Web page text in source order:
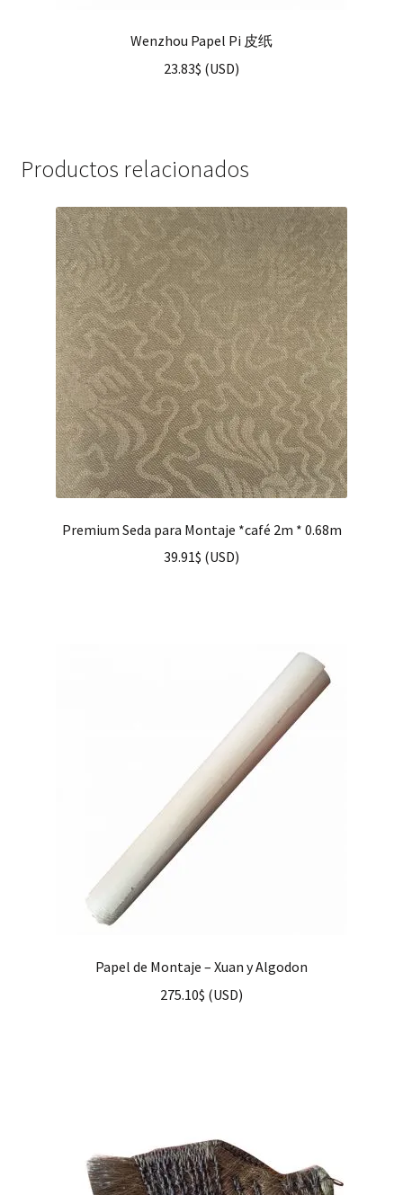
Wenzhou Papel Pi 皮纸
23.83$ (USD)
Productos relacionados
Premium Seda para Montaje *café 2m * 0.68m
39.91$ (USD)
Papel de Montaje – Xuan y Algodon
275.10$ (USD)